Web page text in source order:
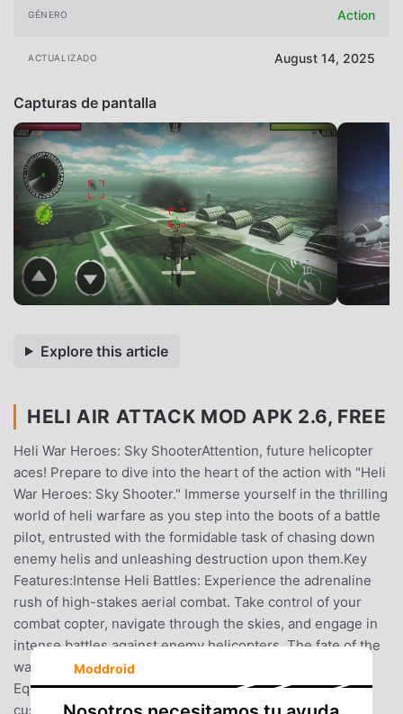
GÉNERO Action
ACTUALIZADO August 14, 2025
Capturas de pantalla
Explore this article
HELI AIR ATTACK MOD APK 2.6, FREE
Heli War Heroes: Sky ShooterAttention, future helicopter
aces! Prepare to dive into the heart of the action with "Heli
War Heroes: Sky Shooter." Immerse yourself in the thrilling
world of heli warfare as you step into the boots of a battle
pilot, entrusted with the formidable task of chasing down
enemy helis and unleashing destruction upon them.Key
Features:Intense Heli Battles: Experience the adrenaline
rush of high-stakes aerial combat. Take control of your
combat copter, navigate through the skies, and engage in
intense battles against enemy helicopters. The fate of the
war rests in your skilled hands!Customizable Gunship:
Equip yourself with the most advanced and highly
customizable gunship machine ever built. Loaded with
Moddroid